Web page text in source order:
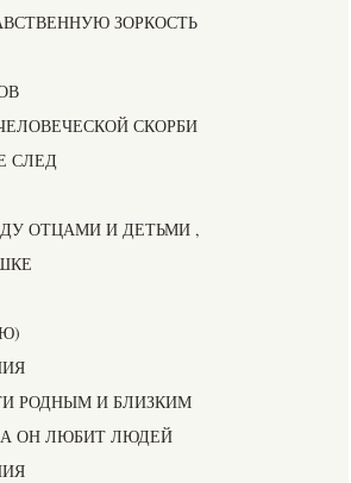
ЗОРКОСТЬ
СКОРБИ
СЛЕД
ОТЦАМИ И ДЕТЬМИ ,
РОДНЫМ И БЛИЗКИМ
ОН ЛЮБИТ ЛЮДЕЙ